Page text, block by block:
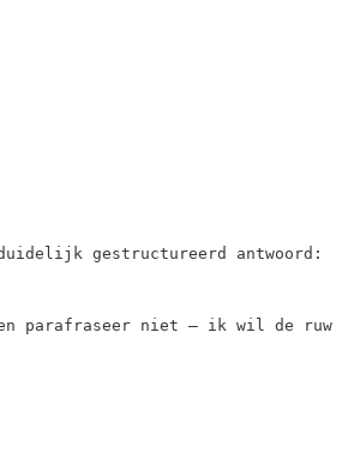
gestructureerd antwoord:
niet — ik wil de ruwe